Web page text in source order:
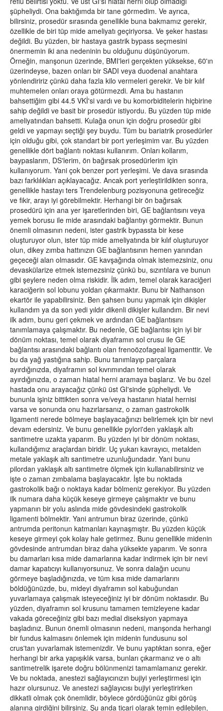
şüpheliydi. Ona baktığımda bir tane görmedim. Ve ayrıca,
bilirsiniz, prosedür sırasında genellikle buna bakmamız gerekir,
özellikle de biri tüp mide ameliyatı geçiriyorsa. Ve şeker hastası
değildi. Bu yüzden, bir hastaya gastrik bypass seçmesini
önermemin iki ana nedeninin bu olduğunu düşünüyorum.
Örneğin, manşonun üzerinde, BMI'leri gerçekten yüksekse, 60'ın
üzerindeyse, bazen onları bir SADI veya duodenal anahtara
yönlendiririz çünkü daha fazla kilo vermeleri gerekir. Ve bir kılıf
muhtemelen onları oraya götürmezdi. Ama bu hastanın
bahsettiğim gibi 44.5 VKİ'si vardı ve bu komorbiditelerin hiçbirine
sahip değildi ve basit bir prosedür istiyordu. Bu yüzden tüp mide
ameliyatından bahsetti. Kulağa onun için doğru prosedür gibi
geldi ve yapmayı seçtiği şey buydu. Tüm bu bariatrik prosedürler
için olduğu gibi, çok standart bir port yerleşimim var. Bu yüzden
genellikle dört bağlantı noktası kullanırım. Onları kollarım,
baypaslarım, DS'lerim, ön bağırsak prosedürlerim için
kullanıyorum. Yani çok benzer port yerleşimi. Ve dava sırasında
bazı farklılıkları açıklayacağız. Ancak port yerleştirildikten sonra,
genellikle hastayı ters Trendelenburg pozisyonuna getireceğiz
ve fikir, arayı iyi görebilmektir. Herhangi bir ön bağırsak
prosedürü için ana yer işaretlerinden biri, GE bağlantısını veya
yemek borusu ile mide arasındaki bağlantıyı görmektir. Bunun
önemli olmasının nedeni, ister gastrik bypassta bir kese
oluşturuyor olun, ister tüp mide ameliyatında bir kılıf oluşturuyor
olun, dikey zımba hattınızın GE bağlantısının hemen yanından
geçeceği alan olmasıdır. GE kavşağında olmak istemezsiniz, onu
devaskülarize etmek istemezsiniz çünkü bu, sızıntılara ve bunun
gibi şeylere neden olma riskidir. İlk adım, temel olarak karaciğeri
karaciğerin sol lobunu yoldan çıkarmaktır. Bunu bir Nathanson
ekartör ile yapabilirsiniz. Ben şahsen bunu yapmak için dikişler
kullandım ya da son yedi yıldır dikenli dikişler kullandım. Bir nevi
ilk adım, bunu geri çekmek ve ardından GE bağlantısını
tanımlamaya çalışmaktır. Bu nedenle, GE bağlantısı için iyi bir
dönüm noktası, temel olarak diyaframın sol crusu ile GE
bağlantısı arasındaki bağlantı olan frenoözofageal ligamenttir. Ve
bu da yağ yastığına sahip. Bunu tanımlayıp parçalara
ayırdığınızda, diyaframın sol kıvrımından temel olarak
ayırdığınızda, o zaman hiatal herni aramaya başlarız. Ve bu özel
hastada onu arayacağız çünkü üst GI'sinde şüpheliydi. Ve
bununla işiniz bittikten sonra ve/veya hastanın hiatal hernisi
varsa ve sonunda onu hazırlarsanız, o zaman gastrokolik
ligamenti nerede bölmeye başlayacağınızı belirlemek için bir nevi
devam edersiniz. Ve bunu genellikle pylori'den yaklaşık altı
santimetre uzakta yaparım. Bu yüzden iyi bir dönüm noktası,
kullandığımız araçlardan biridir. Uç yukarı kavrayıcı, metalden
metale yaklaşık altı santimetre uzunluğundadır. Yani bunu
pilordan yaklaşık altı santimetre ölçmek için kullanabilirsiniz ve
işte o zaman zımbalama başlayacaktır. İşte bu noktada
gastrokolik bağı o noktaya kadar bölmeniz gerekiyor. Bu yüzden
ilk numara daha küçük keseye girmeye çalışmaktır ve bunu
yapmanın bir yolu aslında mide gövdesindeki gastrokolik
ligamenti bölmektir. Yani antrumun biraz üzerinde, çünkü
antrumda peritonun katmanları kaynaşmıştır. Bu yüzden küçük
keseye girmeyi çok kolay hale getirmez. Bunu genellikle midenin
gövdesinde antrumdan biraz daha yüksekte yaparım. Ve sonra
bu damarları kısa mide damarlarına kadar indirmek için bir nevi
damar kapatıcıyı kullanıyorsunuz. Ve sonra dalağın ucunu
görmeye başladığınızda, ve tüm kısa mide damarlarını
böldüğünüzde, bu, mideyi diyaframın sol kabuğundan
yuvarlamaya çalışmak isteyeceğiniz iyi bir dönüm noktasıdır. Bu
yüzden, diyaframın sol krusunu tamamen temizleyene kadar
vakada göreceğiniz gibi bazı medial diseksiyon yapmaya
başladınız. Bunun önemli olmasının nedeni, manşonda herhangi
bir fundus kalmasını önlemek için midenin fundusunu sol
crus'tan yuvarlamak istemenizdir. Ve bunu yaptıktan sonra, eğer
herhangi bir arka yapışıklık varsa, bunları çıkarmanız ve o altı
santimetrelik işarete doğru bölünmenizi tamamlamanız gerekir.
Ve bu noktada, anestezi sağlayıcınızın bujiyi yerleştirmesi için
hazır olursunuz. Ve anestezi sağlayıcısı bujiyi yerleştirirken
dikkatli olmak çok önemlidir, böylece gördüğünüz gibi görüş
alanına girdiğini bilirsiniz. Şu anda ticari olarak temin edilebilen,